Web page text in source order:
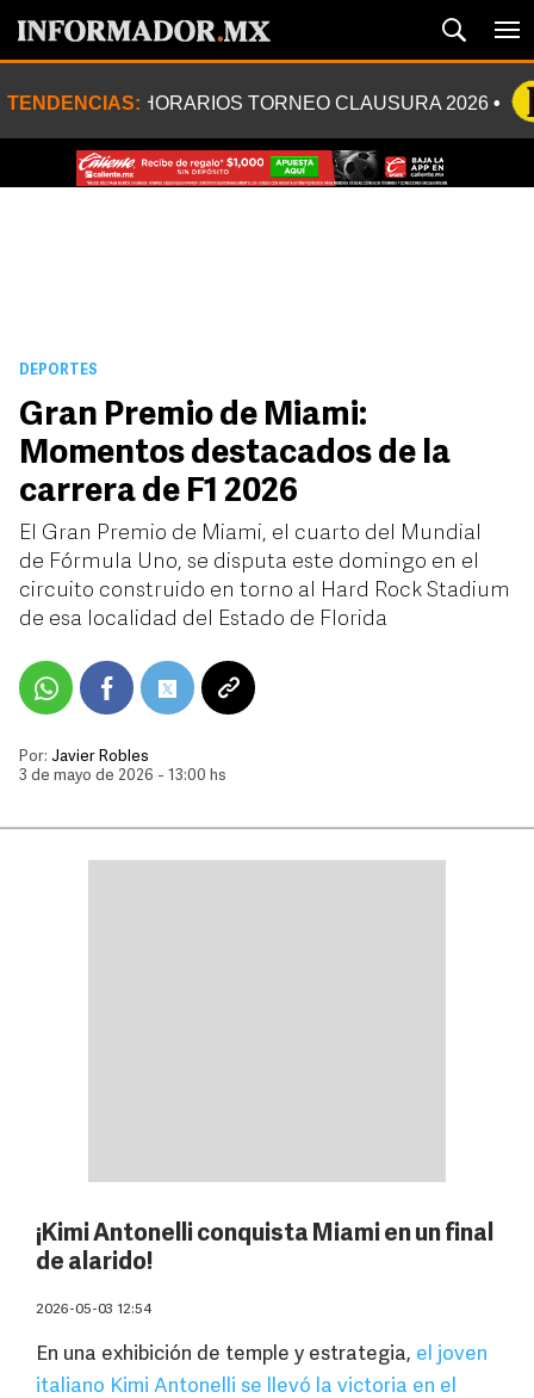
TENDENCIAS: HORARIOS TORNEO CLAUSURA 2026
DEPORTES
Gran Premio de Miami:
Momentos destacados de la
carrera de F1 2026
El Gran Premio de Miami, el cuarto del Mundial
de Fórmula Uno, se disputa este domingo en el
circuito construido en torno al Hard Rock Stadium
de esa localidad del Estado de Florida
Por: Javier Robles
3 de mayo de 2026 - 13:00 hs
¡Kimi Antonelli conquista Miami en un final
de alarido!
2026-05-03 12:54
En una exhibición de temple y estrategia, el joven
italiano Kimi Antonelli se llevó la victoria en el